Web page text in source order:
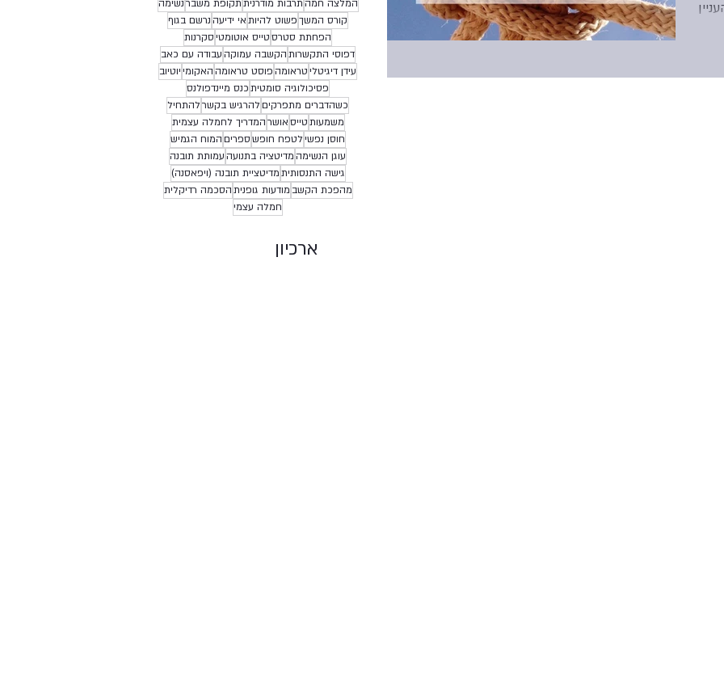
המלצה חמהתרבות מודרניתתקופת משברנשימה
קורס המשךפשוט להיותאי ידיעהנרשם בגוף
הפחתת סטרסטייס אוטומטיסקרנות
דפוסי התקשרותהקשבה עמוקהעבודה עם כאב
עידן דיגיטליטראומהפוסט טראומההאקומייוטיוב
פסיכולוגיה סומטיתכנס מיינדפולנס
כשהדברים מתפרקיםלהרגיש בקשרלהתחיל
משמעותטייסאושרהמדריך לחמלה עצמית
חוסן נפשילטפח חופשספריםהמוח הגמיש
עוגן הנשימהמדיטציה בתנועהעמותת תובנה
גישה התנסותיתמדיטציית תובנה (ויפאסנה)
מהפכת הקשב מודעות גופניתהסכמה רדיקלית
חמלה עצמי
ארכיון